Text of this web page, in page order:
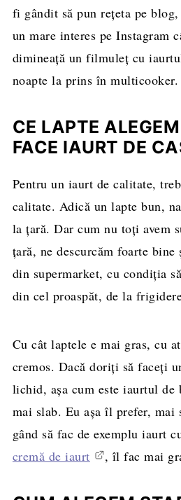
fi gândit să pun rețeta pe
un mare interes pe Instagram
dimineață un filmuleț cu
noapte la prins în multicooker.
CE LAPTE
FACE IAURT DE
Pentru un iaurt de calitate,
calitate. Adică un lapte bun,
la țară. Dar cum nu toți avem
țară, ne descurcăm foarte
din supermarket, cu condiția
din cel proaspăt, de la
Cu cât laptele e mai gras, cu
cremos. Dacă doriți să faceți
lichid, așa cum este iaurtul
mai slab. Eu așa îl prefer, mai
gând să fac de exemplu iaurt
cremă de iaurt
, îl fac mai